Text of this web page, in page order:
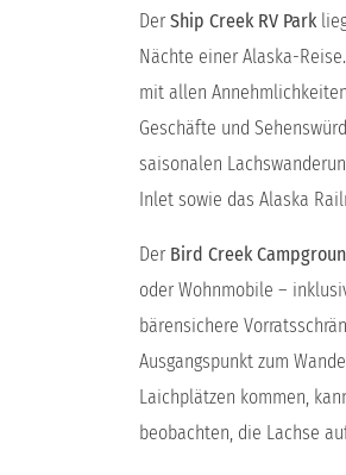
DerShip Creek RV Park
Nächte einer Alaska-
mit allen
Geschäfte und
saisonalen
Inlet sowie das Alaska
Der Bird Creek
oder Wohnmobile –
bärensichere
Ausgangspunkt zum
Laichplätzen kommen,
beobachten, die Lachse